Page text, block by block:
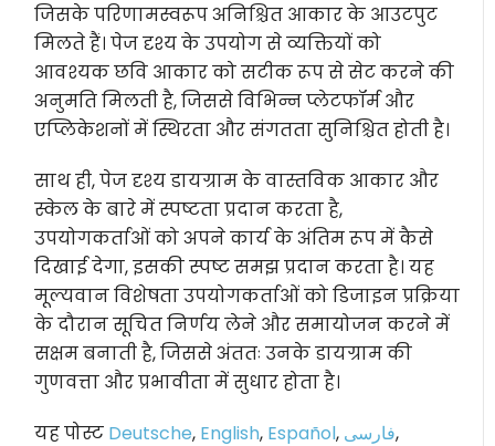
जिसके परिणामस्वरूप अनिश्चित आकार के आउटपुट
मिलते हैं। पेज दृश्य के उपयोग से व्यक्तियों को
आवश्यक छवि आकार को सटीक रूप से सेट करने की
अनुमति मिलती है, जिससे विभिन्न प्लेटफॉर्म और
एप्लिकेशनों में स्थिरता और संगतता सुनिश्चित होती है।
साथ ही, पेज दृश्य डायग्राम के वास्तविक आकार और
स्केल के बारे में स्पष्टता प्रदान करता है,
उपयोगकर्ताओं को अपने कार्य के अंतिम रूप में कैसे
दिखाई देगा, इसकी स्पष्ट समझ प्रदान करता है। यह
मूल्यवान विशेषता उपयोगकर्ताओं को डिजाइन प्रक्रिया
के दौरान सूचित निर्णय लेने और समायोजन करने में
सक्षम बनाती है, जिससे अंततः उनके डायग्राम की
गुणवत्ता और प्रभावीता में सुधार होता है।
यह पोस्ट Deutsche, English, Español, فارسی,